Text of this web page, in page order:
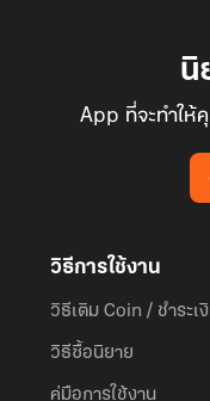
นิ
App ที่จะทำให้
วิธีการใช้งาน
วิธีเติม Coin / ชำระเ
วิธีซื้อนิยาย
คู่มือการใช้งาน